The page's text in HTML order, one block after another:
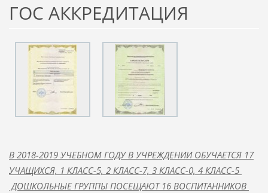
ГОС АККРЕДИТАЦИЯ
В 2018-2019 УЧЕБНОМ ГОДУ В УЧРЕЖДЕНИИ ОБУЧАЕТСЯ 17
УЧАЩИХСЯ, 1 КЛАСС-5, 2 КЛАСС-7, 3 КЛАСС-0, 4 КЛАСС-5
ДОШКОЛЬНЫЕ ГРУППЫ ПОСЕЩАЮТ 16 ВОСПИТАННИКОВ